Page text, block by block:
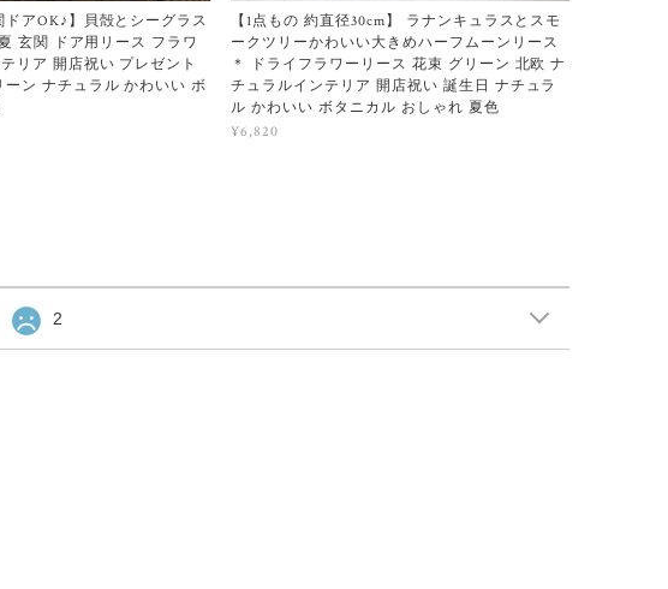
ドアOK♪】貝殻とシーグラス
玄関 ドア用リース フラワ
リア 開店祝い プレゼント
ン ナチュラル かわいい ボ
【1点もの 約直径30cm】 ラナンキュラスとスモ
ークツリーかわいい大きめハーフムーンリース
＊ ドライフラワーリース 花束 グリーン 北欧 ナ
チュラルインテリア 開店祝い 誕生日 ナチュラ
ル かわいい ボタニカル おしゃれ 夏色
¥6,820
2